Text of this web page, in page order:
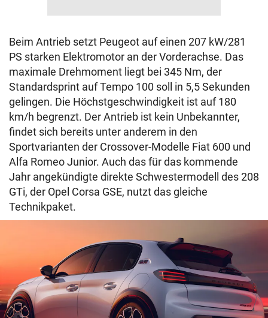
Beim Antrieb setzt Peugeot auf einen 207 kW/281
PS starken Elektromotor an der Vorderachse. Das
maximale Drehmoment liegt bei 345 Nm, der
Standardsprint auf Tempo 100 soll in 5,5 Sekunden
gelingen. Die Höchstgeschwindigkeit ist auf 180
km/h begrenzt. Der Antrieb ist kein Unbekannter,
findet sich bereits unter anderem in den
Sportvarianten der Crossover-Modelle Fiat 600 und
Alfa Romeo Junior. Auch das für das kommende
Jahr angekündigte direkte Schwestermodell des 208
GTi, der Opel Corsa GSE, nutzt das gleiche
Technikpaket.